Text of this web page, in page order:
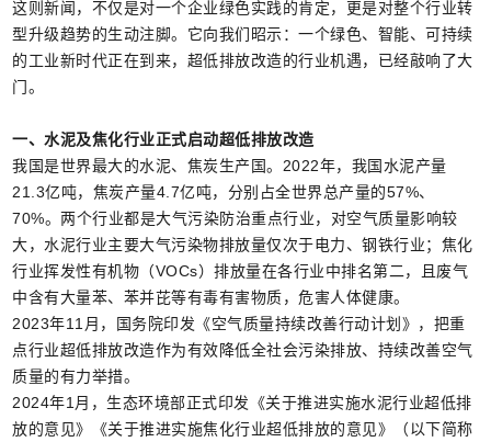
这则新闻，不仅是对一个企业绿色实践的肯定，更是对整个行业转
型升级趋势的生动注脚。它向我们昭示：一个绿色、智能、可持续
的工业新时代正在到来，超低排放改造的行业机遇，已经敲响了大
门。
一、水泥及焦化行业正式启动超低排放改造
我国是世界最大的水泥、焦炭生产国。2022年，我国水泥产量
21.3亿吨，焦炭产量4.7亿吨，分别占全世界总产量的57%、
70%。两个行业都是大气污染防治重点行业，对空气质量影响较
大，水泥行业主要大气污染物排放量仅次于电力、钢铁行业；焦化
行业挥发性有机物（VOCs）排放量在各行业中排名第二，且废气
中含有大量苯、苯并芘等有毒有害物质，危害人体健康。
2023年11月，国务院印发《空气质量持续改善行动计划》，把重
点行业超低排放改造作为有效降低全社会污染排放、持续改善空气
质量的有力举措。
2024年1月，生态环境部正式印发《关于推进实施水泥行业超低排
放的意见》《关于推进实施焦化行业超低排放的意见》（以下简称